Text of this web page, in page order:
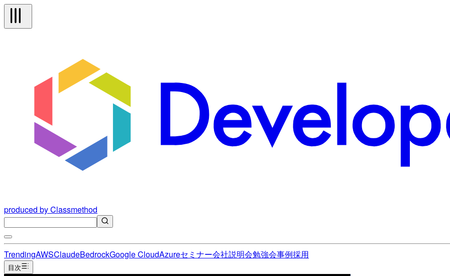
produced by Classmethod
TrendingAWSClaudeBedrockGoogle CloudAzureセミナー会社説明会勉強会事例採用
目次